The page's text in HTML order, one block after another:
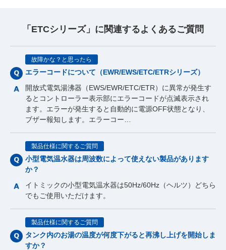
「ETCシリーズ」に関連するよくあるご質問
故障かな？と思ったら
エラーコードについて（EWR/EWS/ETC/ETRシリーズ）
開放式電気湯沸器（EWS/EWR/ETC/ETR）に異常が発生す
るとコントローラー表示部にエラーコードが点滅表示され
ます。エラーが発生すると自動的に電源OFF状態となり、
ブザー報知します。エラーコー…
製品仕様に関するご質問
小型電気温水器は周波数によって使えない製品があります
か？
イトミックの小型電気温水器は50Hz/60Hz（ヘルツ）どちら
でもご使用いただけます。
製品仕様に関するご質問
タンク内のお湯の温度が何度下がると再沸し上げを開始しま
すか？